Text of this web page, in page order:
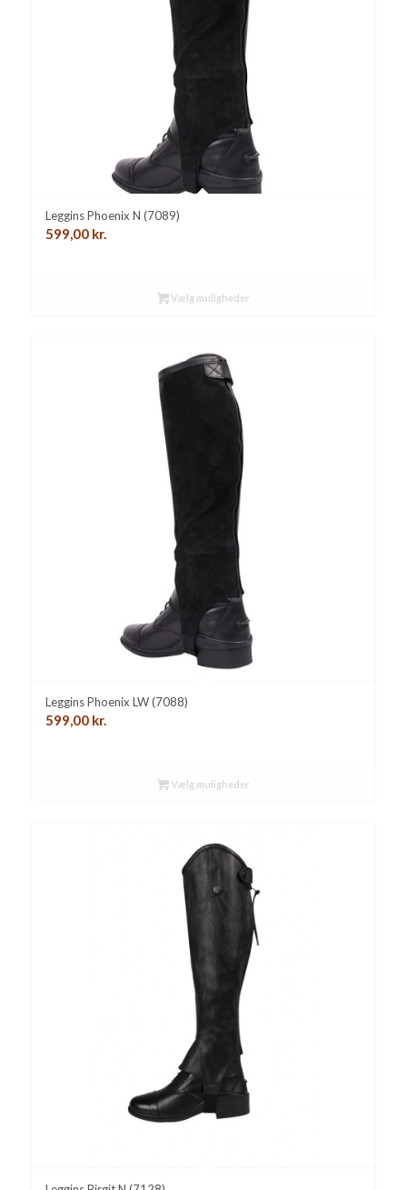
Leggins Phoenix N (7089)
599,00 kr.
Vælg muligheder
Leggins Phoenix LW (7088)
599,00 kr.
Vælg muligheder